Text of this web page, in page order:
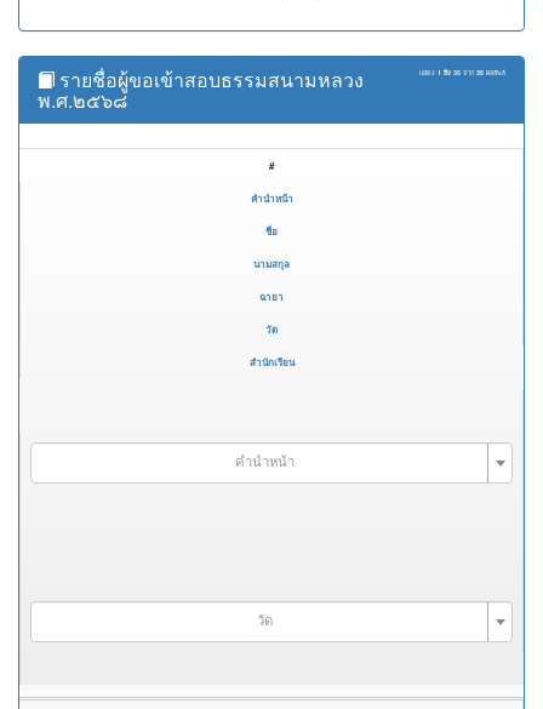
แสดง 1 ถึง 35 จาก 35 ผลลัพธ์
รายชื่อผู้ขอเข้าสอบธรรมสนามหลวง
พ.ศ.๒๕๖๘
#
คำนำหน้า
ชื่อ
นามสกุล
ฉายา
วัด
สำนักเรียน
คำนำหน้า
วัด